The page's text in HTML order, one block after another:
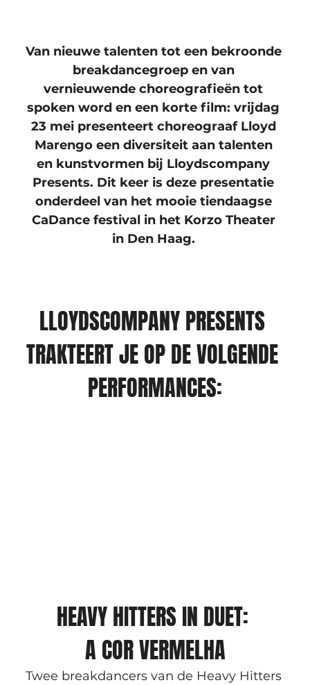
Van nieuwe talenten tot een bekroonde
breakdancegroep en van
vernieuwende choreografieën tot
spoken word en een korte film: vrijdag
23 mei presenteert choreograaf Lloyd
Marengo een diversiteit aan talenten
en kunstvormen bij Lloydscompany
Presents. Dit keer is deze presentatie
onderdeel van het mooie tiendaagse
CaDance festival in het Korzo Theater
in Den Haag.
LLOYDSCOMPANY PRESENTS
TRAKTEERT JE OP DE VOLGENDE
PERFORMANCES:
HEAVY HITTERS IN DUET:
A COR VERMELHA
Twee breakdancers van de Heavy Hitters